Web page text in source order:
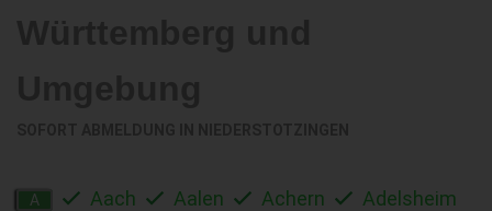
A Aach Aalen Achern
Adelsheim